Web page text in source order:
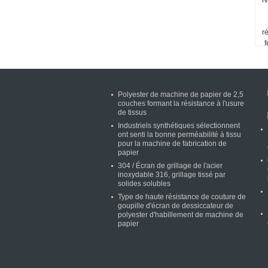
Polyester de machine de papier de 2,5
couches formant la résistance à l'usure
de tissus
Industriels synthétiques sélectionnent
ont senti la bonne perméabilité à tissu
pour la machine de fabrication de
papier
304 / Écran de grillage de l'acier
inoxydable 316, grillage tissé par
solides solubles
Type de haute résistance de couture de
goupille d'écran de dessiccateur de
polyester d'habillement de machine de
papier